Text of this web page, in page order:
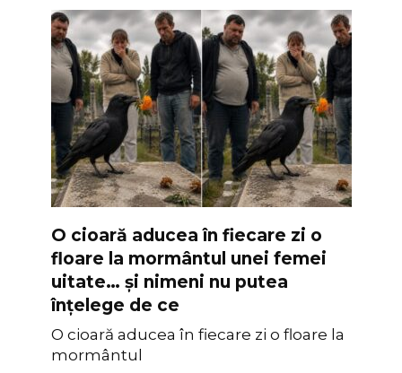
O cioară aducea în fiecare zi o
floare la mormântul unei femei
uitate… și nimeni nu putea
înțelege de ce
O cioară aducea în fiecare zi o floare la
mormântul